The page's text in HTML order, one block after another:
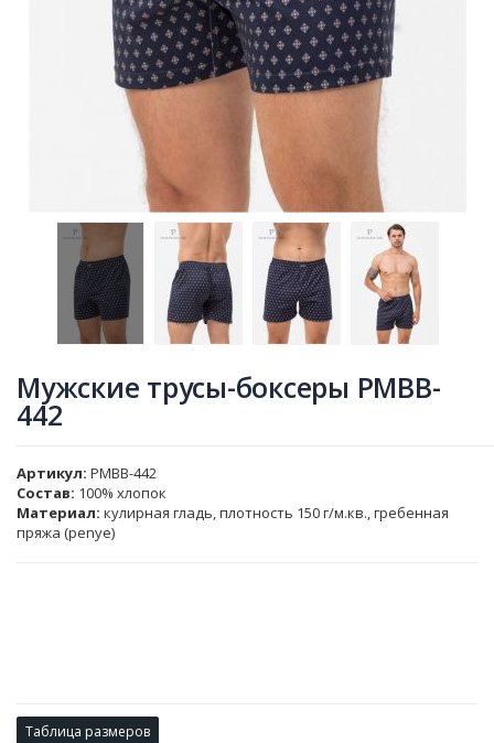
Мужские трусы-боксеры PMBB-
442
Артикул PMBB-442
Состав: 100% хлопок
Материал: кулирная гладь, плотность 150 г/м.кв., гребенная
пряжа (penye)
Таблица размеров